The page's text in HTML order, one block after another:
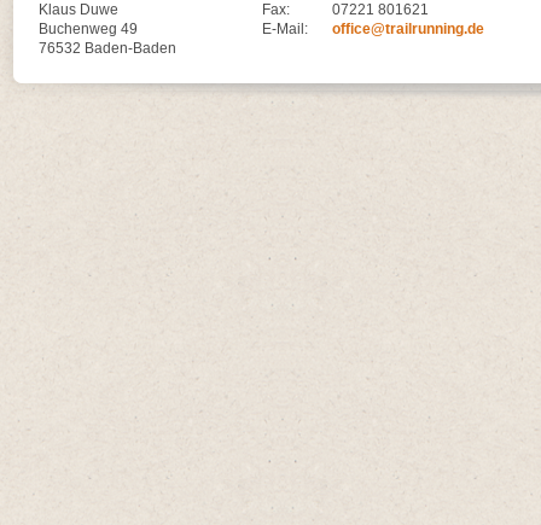
Klaus Duwe
Buchenweg 49
76532 Baden-Baden
Fax:
07221 801621
E-Mail:
office@trailrunning.de